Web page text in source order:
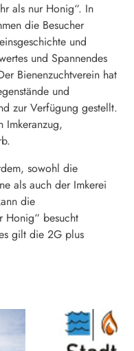
als nur Honig“. In
die Besucher
und
und Spannendes
Bienenzuchtverein hat
und
zur Verfügung gestellt.
Imkeranzug,
sowohl die
als auch der Imkerei
die
Honig“ besucht
gilt die 2G plus